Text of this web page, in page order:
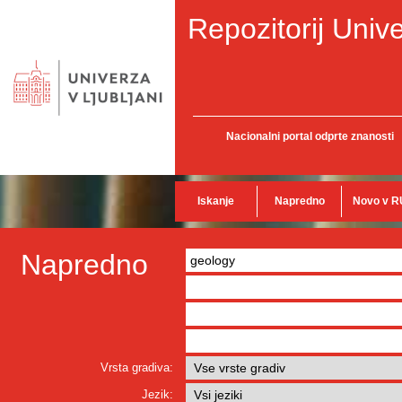
Repozitorij
Nacionalni portal odprte znanosti
Iskanje Napredno Novo v
Napredno
Vrsta gradiva:
Jezik: